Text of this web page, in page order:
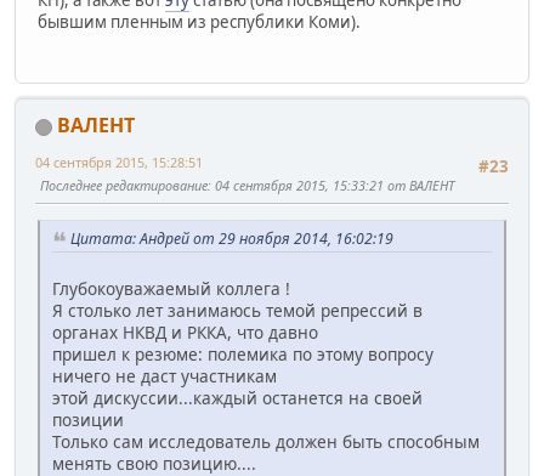
бывшим пленным из республики Коми).
ВАЛЕНТ
#23
04 сентября 2015, 15:28:51
Последнее редактирование: 04 сентября 2015, 15:33:21 от ВАЛЕНТ
Цитата: Андрей от 29 ноября 2014, 16:02:19
Глубокоуважаемый коллега !
Я столько лет занимаюсь темой репрессий в
органах НКВД и РККА, что давно
пришел к резюме: полемика по этому вопросу
ничего не даст участникам
этой дискуссии...каждый останется на своей
позиции
Только сам исследователь должен быть способным
менять свою позицию....